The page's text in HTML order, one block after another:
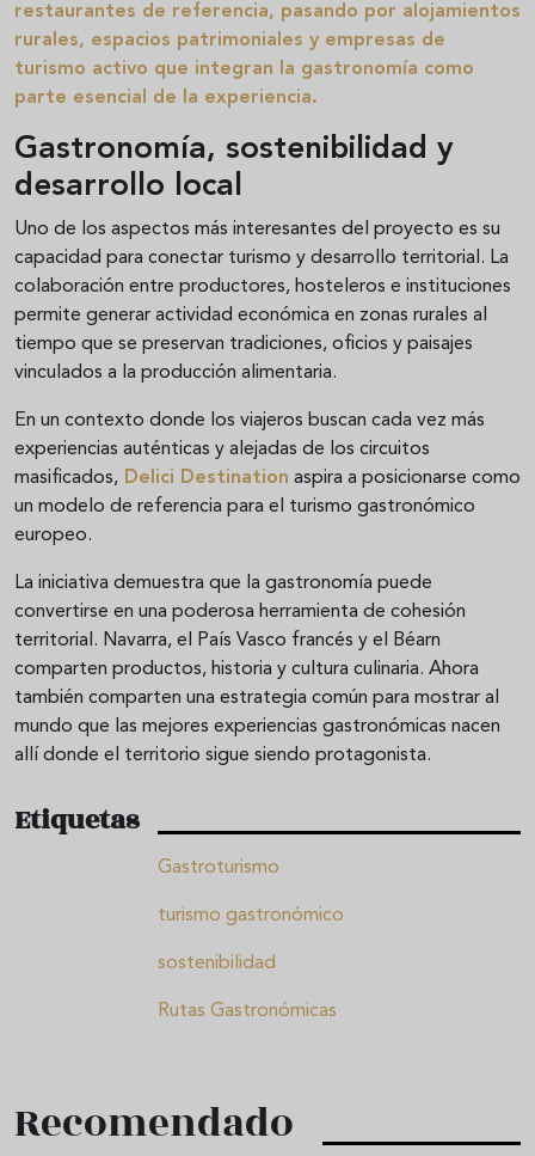
restaurantes de referencia, pasando por alojamientos
rurales, espacios patrimoniales y empresas de
turismo activo que integran la gastronomía como
parte esencial de la experiencia.
Gastronomía, sostenibilidad y
desarrollo local
Uno de los aspectos más interesantes del proyecto es su
capacidad para conectar turismo y desarrollo territorial. La
colaboración entre productores, hosteleros e instituciones
permite generar actividad económica en zonas rurales al
tiempo que se preservan tradiciones, oficios y paisajes
vinculados a la producción alimentaria.
En un contexto donde los viajeros buscan cada vez más
experiencias auténticas y alejadas de los circuitos
masificados, Delici Destination aspira a posicionarse como
un modelo de referencia para el turismo gastronómico
europeo.
La iniciativa demuestra que la gastronomía puede
convertirse en una poderosa herramienta de cohesión
territorial. Navarra, el País Vasco francés y el Béarn
comparten productos, historia y cultura culinaria. Ahora
también comparten una estrategia común para mostrar al
mundo que las mejores experiencias gastronómicas nacen
allí donde el territorio sigue siendo protagonista.
Etiquetas
Gastroturismo
turismo gastronómico
sostenibilidad
Rutas Gastronómicas
Recomendado